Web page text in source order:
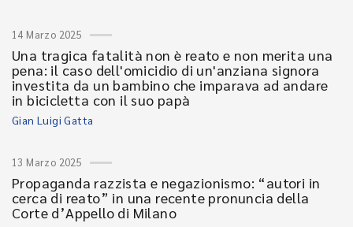
14 Marzo 2025
Una tragica fatalità non è reato e non merita una
pena: il caso dell'omicidio di un'anziana signora
investita da un bambino che imparava ad andare
in bicicletta con il suo papà
Gian Luigi Gatta
13 Marzo 2025
Propaganda razzista e negazionismo: “autori in
cerca di reato” in una recente pronuncia della
Corte d’Appello di Milano